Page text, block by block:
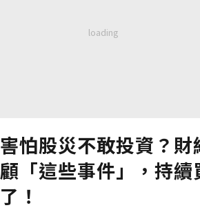
害怕股災不敢投資？財
顧「這些事件」，持續
了！